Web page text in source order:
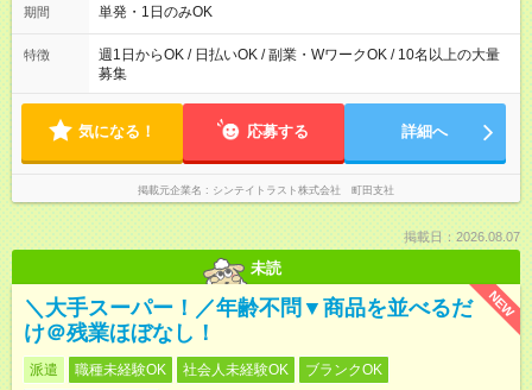
間・休憩1時間／日
期間 単発・1日のみOK
特徴
週1日からOK / 日払いOK / 副業・WワークOK / 10名以上の大量
募集
気になる！ 応募する 詳細へ
掲載元企業名 シンテイトラスト株式会社 町田支社
掲載日：2026.08.07
未読
NEW
＼大手スーパー！／年齢不問▼商品を並べるだ
け＠残業ほぼなし！
派遣 職種未経験OK 社会人未経験OK
ブランクOK